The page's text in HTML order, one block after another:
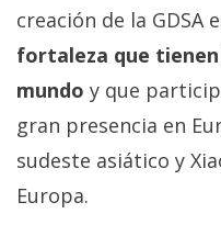
digital donde
encontrarás
todas las
noticias sobre
tecnología,
móviles,
ordenadores,
apps,
informática,
videojuegos,
creación de la GDSA
fortaleza que
mundo y que
gran presencia en
sudeste asiático y
Europa.